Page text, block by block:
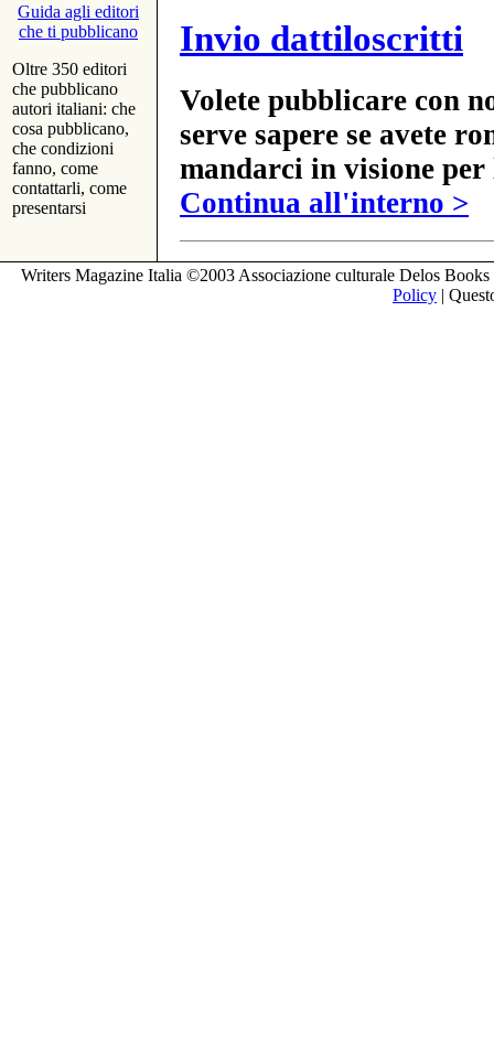
Guida agli editori
che ti pubblicano
Oltre 350 editori
che pubblicano
autori italiani: che
cosa pubblicano,
che condizioni
fanno, come
contattarli, come
presentarsi
Invio dattiloscritti
Volete pubblicare con
serve sapere se avete
mandarci in visione
Continua all'interno >
Writers Magazine Italia ©2003 Associazione culturale Delos
Policy |